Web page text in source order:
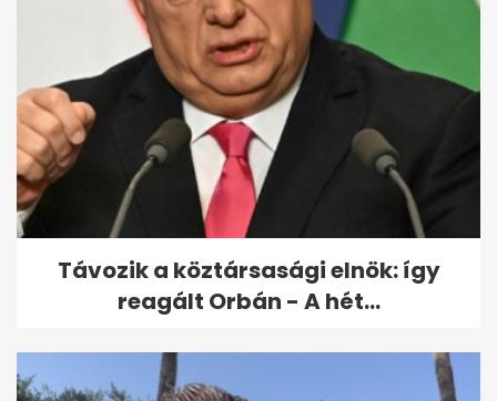
Távozik a köztársasági elnök: így
reagált Orbán - A hét...